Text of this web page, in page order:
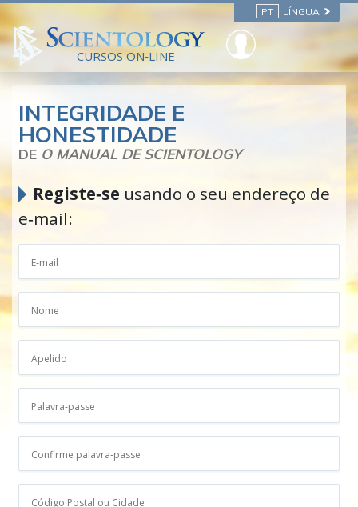
PT LÍNGUA
CURSOS ON‑LINE
INTEGRIDADE E
HONESTIDADE
DE O MANUAL DE SCIENTOLOGY
Registe‑se usando o seu endereço de
e‑mail: